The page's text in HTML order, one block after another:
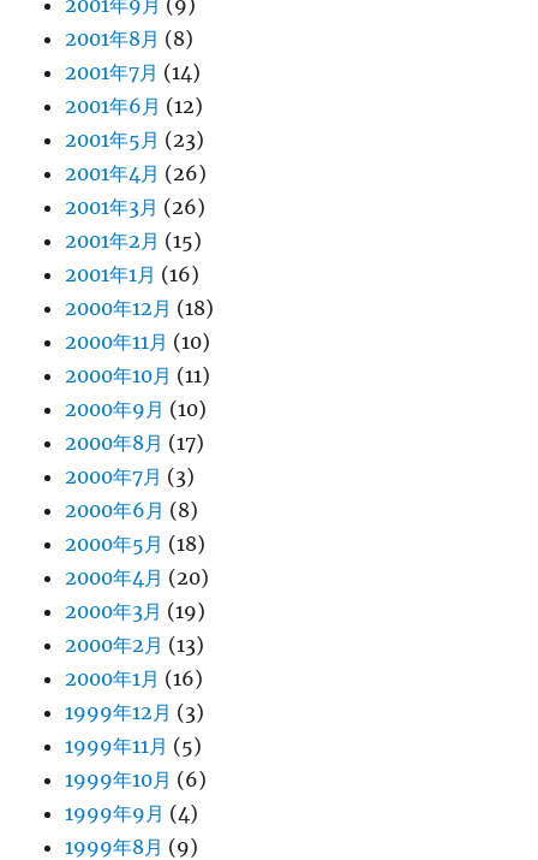
2001年8月 (8)
2001年7月 (14)
2001年6月 (12)
2001年5月 (23)
2001年4月 (26)
2001年3月 (26)
2001年2月 (15)
2001年1月 (16)
2000年12月 (18)
2000年11月 (10)
2000年10月 (11)
2000年9月 (10)
2000年8月 (17)
2000年7月 (3)
2000年6月 (8)
2000年5月 (18)
2000年4月 (20)
2000年3月 (19)
2000年2月 (13)
2000年1月 (16)
1999年12月 (3)
1999年11月 (5)
1999年10月 (6)
1999年9月 (4)
1999年8月 (9)